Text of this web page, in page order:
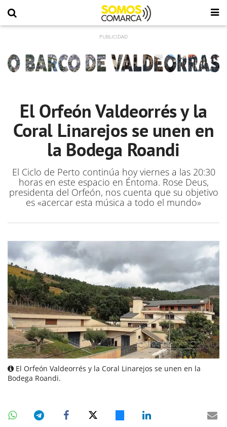
El Orfeón Valdeorrés y la
Coral Linarejos se unen en
la Bodega Roandi
El Ciclo de Perto continúa hoy viernes a las 20:30
horas en este espacio en Éntoma. Rose Deus,
presidenta del Orfeón, nos cuenta que su objetivo
es «acercar esta música a todo el mundo»
El Orfeón Valdeorrés y la Coral Linarejos se unen en la
Bodega Roandi.